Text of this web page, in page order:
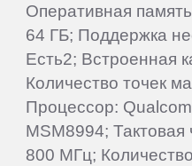
Оперативная
64 ГБ; Поддержка
Есть2; Встроенная
Количество точек
Процессор:
MSM8994; Тактовая
800 МГц;